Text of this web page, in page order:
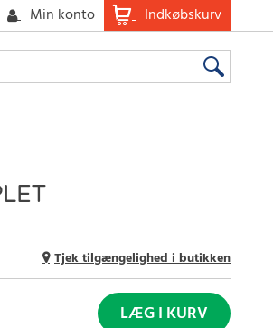
Indkøbskurv
Min konto
Tjek tilgængelighed i butikken
LÆG I KURV